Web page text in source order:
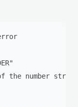
of the number string